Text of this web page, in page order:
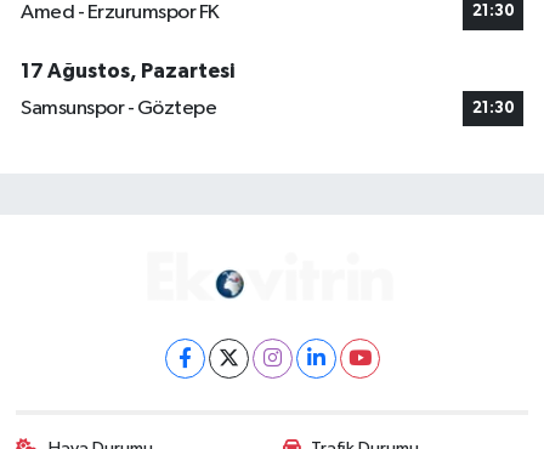
Amed - Erzurumspor FK 21:30
17 Ağustos, Pazartesi
Samsunspor - Göztepe
21:30